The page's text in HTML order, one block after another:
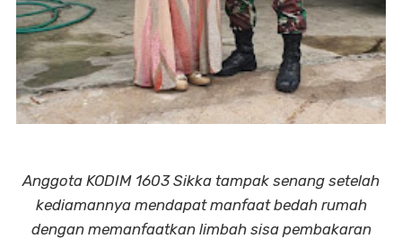
Anggota KODIM 1603 Sikka tampak senang setelah
kediamannya mendapat manfaat bedah rumah
dengan memanfaatkan limbah sisa pembakaran